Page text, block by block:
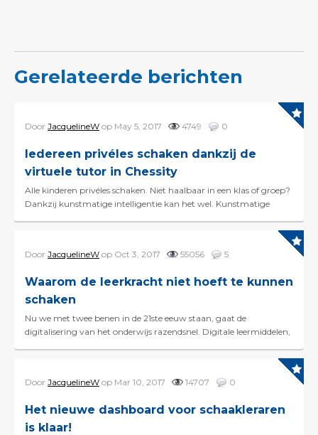
Gerelateerde berichten
Door JacquelineW op May 5, 2017 4749 0
Iedereen privéles schaken dankzij de
virtuele tutor in Chessity
Alle kinderen privéles schaken. Niet haalbaar in een klas of groep?
Dankzij kunstmatige intelligentie kan het wel. Kunstmatige
Door JacquelineW op Oct 3, 2017 55056 5
Waarom de leerkracht niet hoeft te kunnen
schaken
Nu we met twee benen in de 21ste eeuw staan, gaat de
digitalisering van het onderwijs razendsnel. Digitale leermiddelen,
Door JacquelineW op Mar 10, 2017 14707 0
Het nieuwe dashboard voor schaakleraren
is klaar!